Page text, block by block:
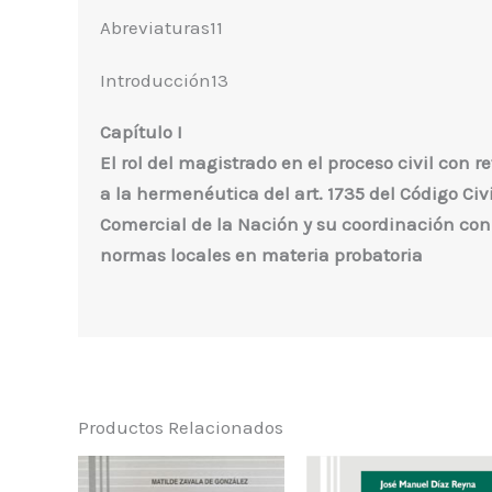
Abreviaturas11
Introducción13
Capítulo I
El rol del magistrado en el proceso civil con
a la hermenéutica del art. 1735 del Código
Comercial de la Nación y su coordinación
normas locales en materia probatoria
procesal en función del principio de tutela
Productos Relacionados